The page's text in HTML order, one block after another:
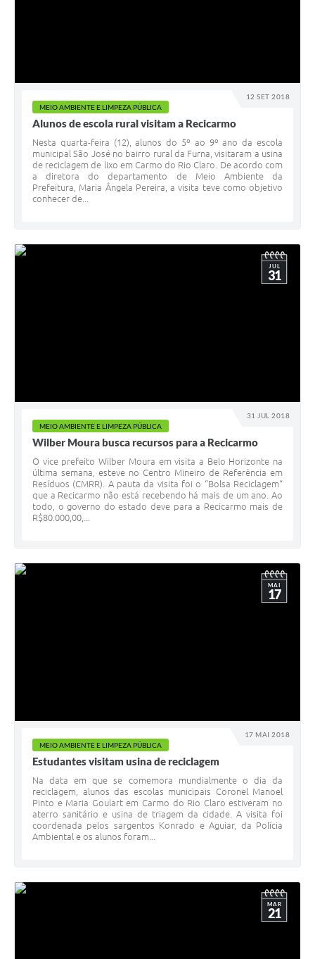
12 SET 2018
MEIO AMBIENTE E LIMPEZA PÚBLICA
Alunos de escola rural visitam a Recicarmo
Nesta quarta-feira (12), alunos do 5º ao 9º ano da escola
municipal São José no bairro rural da Furna, visitaram a usina
de reciclagem de lixo em Carmo do Rio Claro. De acordo com
a diretora do departamento de Meio Ambiente da
Prefeitura, Maria Ângela Pereira, a visita teve como objetivo
conhecer de...
31 JUL 2018
JUL
31
MEIO AMBIENTE E LIMPEZA PÚBLICA
Wilber Moura busca recursos para a Recicarmo
O vice prefeito Wilber Moura em visita a Belo Horizonte na
última semana, esteve no Centro Mineiro de Referência em
Resíduos (CMRR). A pauta da visita foi o “Bolsa Reciclagem“
que a Recicarmo não está recebendo há mais de um ano. Ao
todo, o governo do estado deve para a Recicarmo mais de
R$80.000,00,...
17 MAI 2018
MAI
17
MEIO AMBIENTE E LIMPEZA PÚBLICA
Estudantes visitam usina de reciclagem
Na data em que se comemora mundialmente o dia da
reciclagem, alunos das escolas municipais Coronel Manoel
Pinto e Maria Goulart em Carmo do Rio Claro estiveram no
aterro sanitário e usina de triagem da cidade. A visita foi
coordenada pelos sargentos Konrado e Aguiar, da Polícia
Ambiental e os alunos foram...
MAR
21